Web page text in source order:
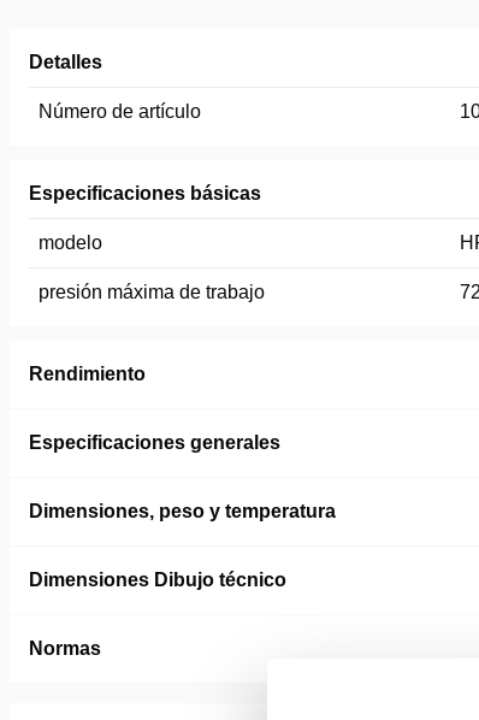
Detalles
Número de artículo
Especificaciones básicas
modelo
presión máxima de trabajo
Rendimiento
Especificaciones generales
Dimensiones, peso y temperatura
Dimensiones Dibujo técnico
Normas